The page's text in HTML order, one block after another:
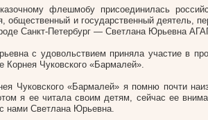
флешмобу присоединилась
общественный и государственный деятель,
Санкт-Петербург — Светлана Юрьевна
с удовольствием приняла участие в
Корнея Чуковского «Бармалей».
Чуковского «Бармалей» я помню почти
я ее читала своим детям, сейчас ее
нами Светлана Юрьевна.